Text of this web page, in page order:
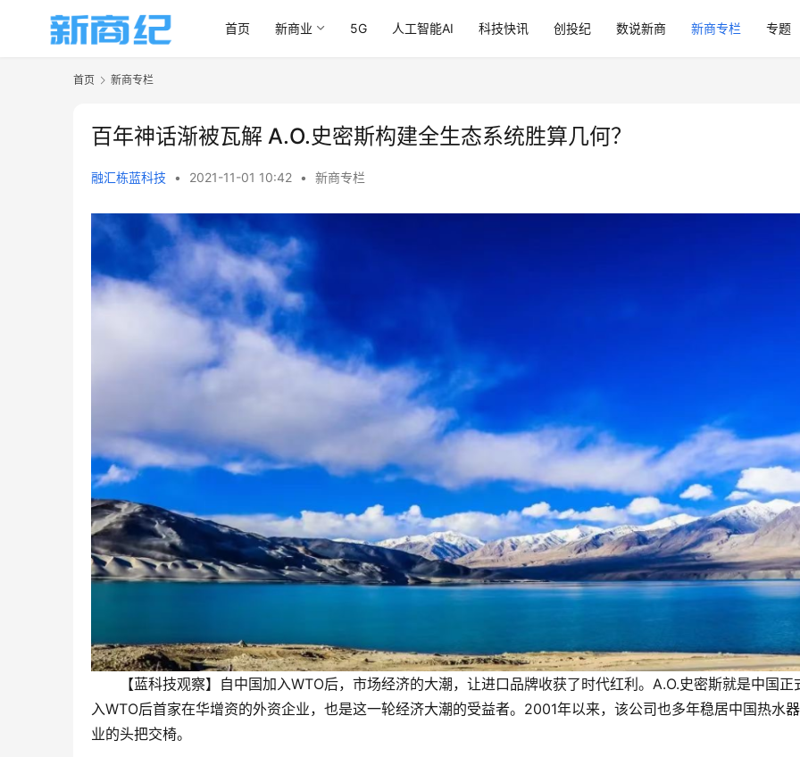
首页 新商业 5G 人工智能AI 科技快讯 创投纪 数说新商 新商专栏 专题
首页 新商专栏
百年神话渐被瓦解 A.O.史密斯构建全生态系统胜算几何？
融汇栋蓝科技 • 2021-11-01 10:42 • 新商专栏
【蓝科技观察】自中国加入WTO后，市场经济的大潮，让进口品牌收获了时代红利。A.O.史密斯就是中国正
入WTO后首家在华增资的外资企业，也是这一轮经济大潮的受益者。2001年以来，该公司也多年稳居中国热水
业的头把交椅。